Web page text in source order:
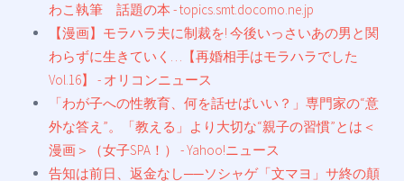
わこ執筆 話題の本 - topics.smt.docomo.ne.jp
【漫画】モラハラ夫に制裁を! 今後いっさいあの男と関
わらずに生きていく…【再婚相手はモラハラでした
Vol.16】 - オリコンニュース
「わが子への性教育、何を話せばいい？」専門家の“意
外な答え”。「教える」より大切な“親子の習慣”とは＜
漫画＞（女子SPA！） - Yahoo!ニュース
告知は前日、返金なし──ソシャゲ「文マヨ」サ終の顛